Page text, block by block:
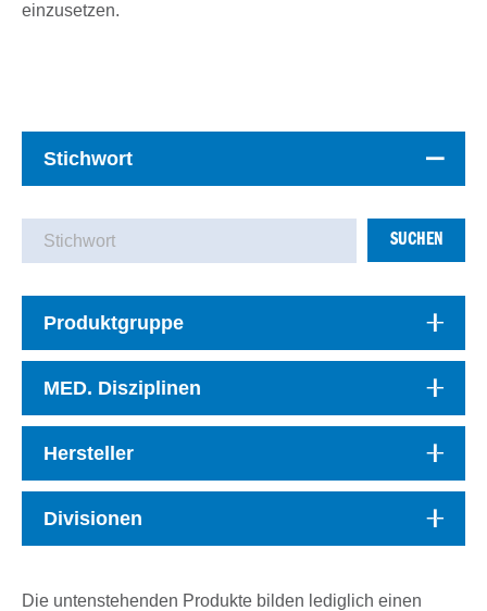
einzusetzen.
Stichwort
SUCHEN
Produktgruppe
MED. Disziplinen
Hersteller
Divisionen
Die untenstehenden Produkte bilden lediglich einen